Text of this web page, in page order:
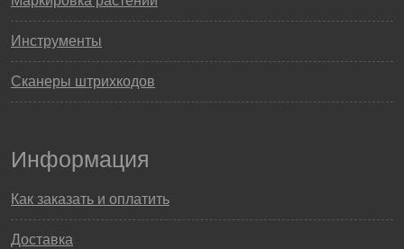
Инструменты
Сканеры штрихкодов
Информация
Как заказать и оплатить
Доставка